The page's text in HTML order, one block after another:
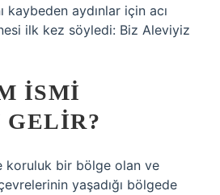
kaybeden aydınlar için acı
ilk kez söyledi: Biz Aleviyiz
ISMI
GELIR?
koruluk bir bölge olan ve
yaşadığı bölgede